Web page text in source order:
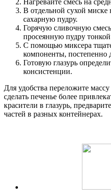
Нагревайте смесь на
В отдельной сухой миске
сахарную пудру.
Горячую сливочную
просеянную пудру
С помощью миксера
компоненты, постепенно
Готовую глазурь
консистенции.
Для удобства переложите
сделать печенье более
красители в глазурь,
частей в разных контейнерах.